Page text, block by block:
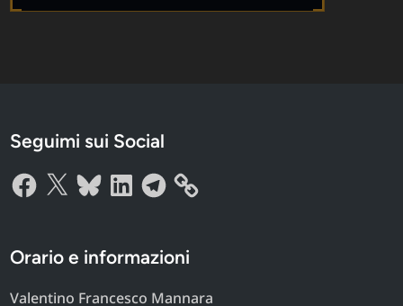
Seguimi sui Social
Facebook
X BlueskyLinkedInTelegram
Orario e informazioni
Valentino Francesco Mannara